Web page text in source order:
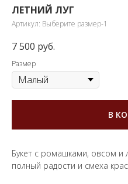
ЛЕТНИЙ ЛУГ
Артикул: Выберите размер-1
7 500 руб.
Размер
В
Букет с ромашками, овсом и
полный радости и смеха